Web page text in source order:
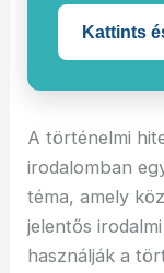
Kattints
A történelmi
irodalomban
téma, amely
jelentős
használják a